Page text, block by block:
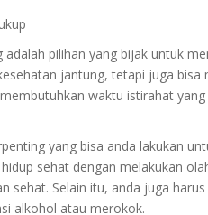
adalah pilihan yang bijak untuk
jantung, tetapi juga
waktu istirahat
yang bisa anda lakukan
sehat dengan melakukan
sehat. Selain itu, anda juga
alkohol atau merokok.